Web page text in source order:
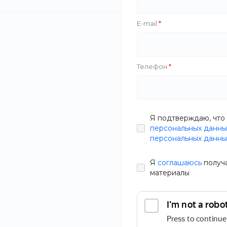
E-mail
Телефон
Я подтверждаю, что
персональных
персональных
Я соглашаюсь
материалы
Если вы решили
общем, товар
день (если
После вашего
долгожданной
доставкой на
можете на